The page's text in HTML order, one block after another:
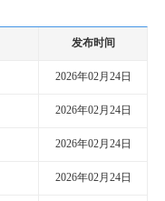
发布时间
2026年02月24日
2026年02月24日
2026年02月24日
2026年02月24日